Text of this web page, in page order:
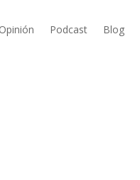
Opinión Podcast Blog